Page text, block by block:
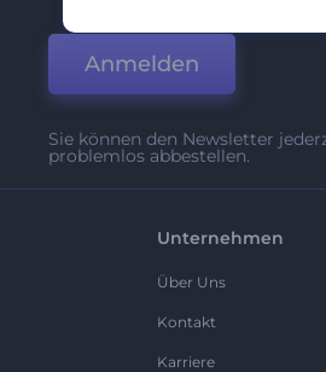
Anmelden
Sie können den Newsletter
problemlos abbestellen.
Unternehmen
Über Uns
Kontakt
Karriere